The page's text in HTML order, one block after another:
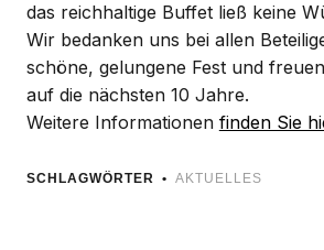
das reichhaltige Buffet ließ keine
Wir bedanken uns bei allen
schöne, gelungene Fest und
auf die nächsten 10 Jahre.
Weitere Informationen finden Sie
SCHLAGWÖRTER AKTUELLES